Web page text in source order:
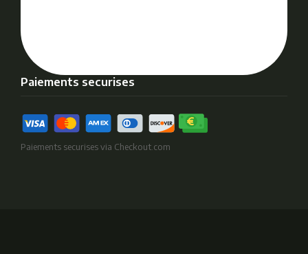
Paiements securises
Paiements securises via Checkout.com